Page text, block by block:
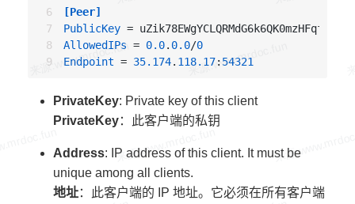
[Peer]
PublicKey
AllowedIPs = 0.0. 0.0/0
Endpoint = 35.174. 118.17:54321
PrivateKey: Private key of this client
PrivateKey：此客户端的私钥
Address: IP address of this client. It must be
unique among all clients.
地址：此客户端的 IP 地址。它必须在所有客户端